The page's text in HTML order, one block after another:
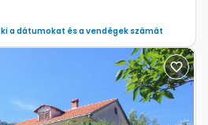
a dátumokat és a vendégek számát